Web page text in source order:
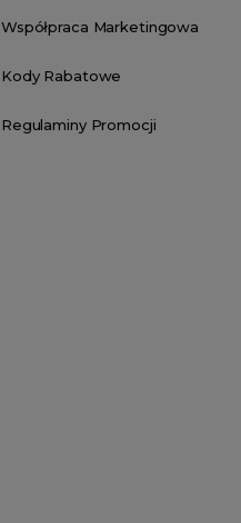
Współpraca Marketingowa
Kody Rabatowe
Regulaminy Promocji